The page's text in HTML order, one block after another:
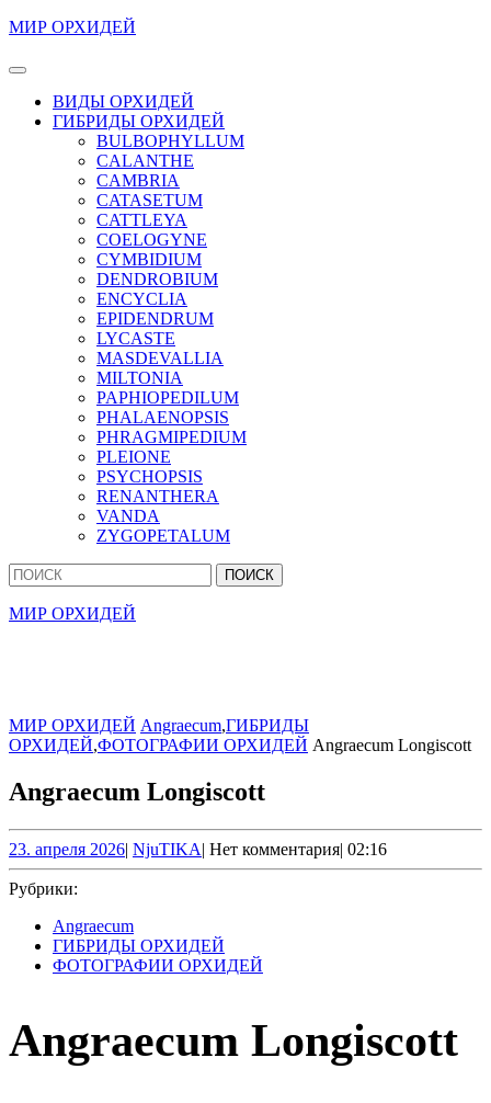
Перейти
содержимому
содержимому
МИР ОРХИДЕЙ
Кнопка
ОткрытьВИДЫ ОРХИДЕЙ
ГИБРИДЫ ОРХИДЕЙ
BULBOPHYLLUM
CALANTHE
CAMBRIA
CATASETUM
CATTLEYA
COELOGYNE
CYMBIDIUM
DENDROBIUM
ENCYCLIA
EPIDENDRUM
LYCASTE
MASDEVALLIA
MILTONIA
PAPHIOPEDILUM
PHALAENOPSIS
PHRAGMIPEDIUM
PLEIONE
PSYCHOPSIS
RENANTHERA
VANDA
ZYGOPETALUM
Кнопка
Закрыть
Найти:
МИР ОРХИДЕЙ
МИР ОРХИДЕЙ Angraecum,ГИБРИДЫ
ОРХИДЕЙ,ФОТОГРАФИИ ОРХИДЕЙ Angraecum Longiscott
Angraecum Longiscott
23. апреля 202623.
апреля
| NjuTIKANjuTIKA
| Нет комментария| 02:16
Рубрики:
Angraecum
ГИБРИДЫ ОРХИДЕЙ
ФОТОГРАФИИ ОРХИДЕЙ
Angraecum Longiscott